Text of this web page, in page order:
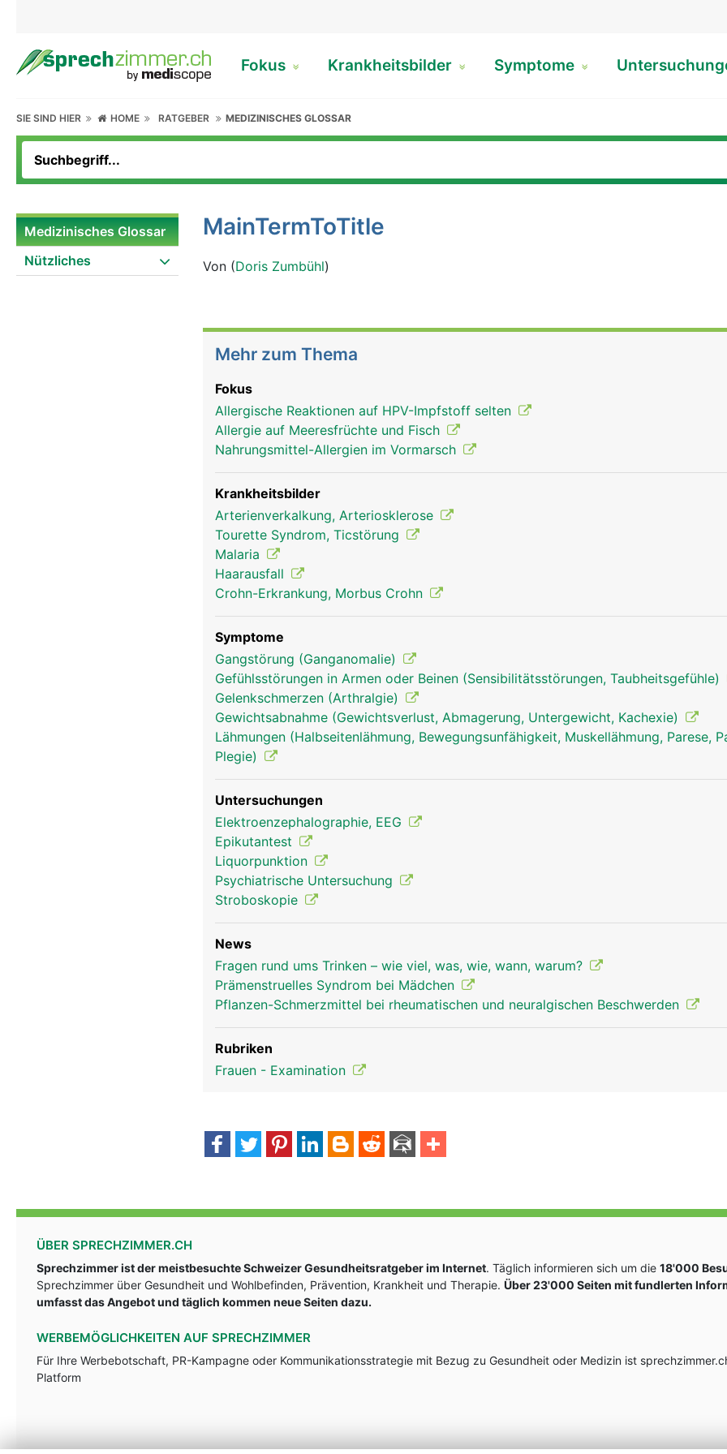
Fokus Krankheitsbilder Symptome
SIE SIND HIER HOME RATGEBER MEDIZINISCHES GLOSSAR
Medizinisches Glossar
Nützliches
MainTermToTitle
Von (Doris Zumbühl)
Mehr zum Thema
Fokus
Allergische Reaktionen auf HPV-Impfstoff selten
Allergie auf Meeresfrüchte und Fisch
Nahrungsmittel-Allergien im Vormarsch
Krankheitsbilder
Arterienverkalkung, Arteriosklerose
Tourette Syndrom, Ticstörung
Malaria
Haarausfall
Crohn-Erkrankung, Morbus Crohn
Symptome
Gangstörung (Ganganomalie)
Gefühlsstörungen in Armen oder Beinen (Sensibilitätsstörungen, Taubheitsgefühle)
Gelenkschmerzen (Arthralgie)
Gewichtsabnahme (Gewichtsverlust, Abmagerung, Untergewicht, Kachexie)
Lähmungen (Halbseitenlähmung, Bewegungsunfähigkeit, Muskellähmung, Parese,
Plegie)
Untersuchungen
Elektroenzephalographie, EEG
Epikutantest
Liquorpunktion
Psychiatrische Untersuchung
Stroboskopie
News
Fragen rund ums Trinken – wie viel, was, wie, wann, warum?
Prämenstruelles Syndrom bei Mädchen
Pflanzen-Schmerzmittel bei rheumatischen und neuralgischen Beschwerden
Rubriken
Frauen - Examination
ÜBER SPRECHZIMMER.CH
Sprechzimmer ist der meistbesuchte Schweizer Gesundheitsratgeber im Internet. Täglich informieren sich um die 18'000
Sprechzimmer über Gesundheit und Wohlbefinden, Prävention, Krankheit und Therapie. Über 23'000 Seiten mit fundlerten
umfasst das Angebot und täglich kommen neue Seiten dazu.
WERBEMÖGLICHKEITEN AUF SPRECHZIMMER
Für Ihre Werbebotschaft, PR-Kampagne oder Kommunikationsstrategie mit Bezug zu Gesundheit oder Medizin ist
Platform